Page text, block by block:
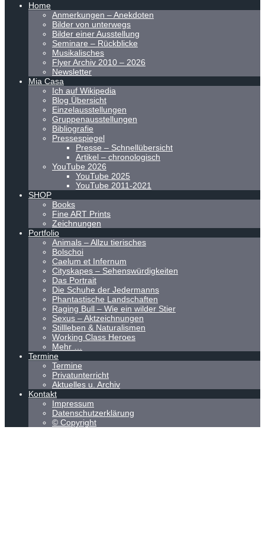
Home
Anmerkungen – Anekdoten
Bilder von unterwegs
Bilder einer Ausstellung
Seminare – Rückblicke
Musikalisches
Flyer Archiv 2010 – 2026
Newsletter
Mia Casa
Ich auf Wikipedia
Blog Übersicht
Einzelausstellungen
Gruppenausstellungen
Bibliografie
Pressespiegel
Presse – Schnellübersicht
Artikel – chronologisch
YouTube 2026
YouTube 2025
YouTube 2011-2021
SHOP
Books
Fine ART Prints
Zeichnungen
Portfolio
Animals – Allzu tierisches
Bolschoi
Caelum et Infernum
Cityskapes – Sehenswürdigkeiten
Das Portrait
Die Schuhe der Jedermanns
Phantastische Landschaften
Raging Bull – Wie ein wilder Stier
Sexus – Aktzeichnungen
Stillleben & Naturalismen
Working Class Heroes
Mehr …
Termine
Termine
Privatunterricht
Aktuelles u. Archiv
Kontakt
Impressum
Datenschutzerklärung
© Copyright